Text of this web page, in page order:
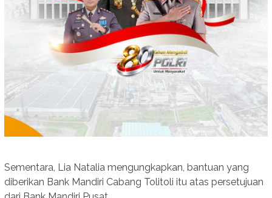
Sementara, Lia Natalia mengungkapkan, bantuan yang
diberikan Bank Mandiri Cabang Tolitoli itu atas persetujuan